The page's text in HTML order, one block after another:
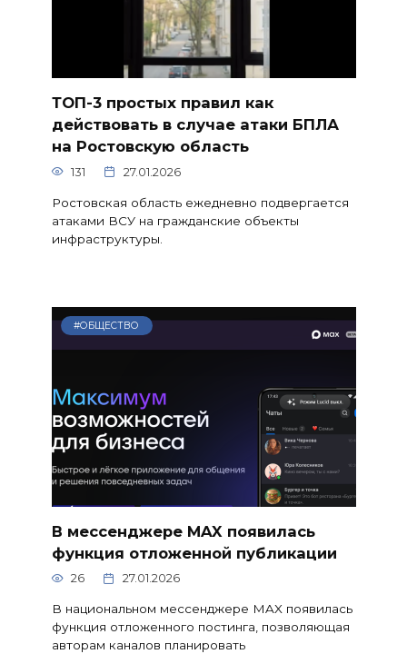
ТОП-3 простых правил как
действовать в случае атаки БПЛА
на Ростовскую область
131 27.01.2026
Ростовская область ежедневно подвергается
атаками ВСУ на гражданские объекты
инфраструктуры.
#ОБЩЕСТВО
В мессенджере MAX появилась
функция отложенной публикации
26 27.01.2026
В национальном мессенджере MAX появилась
функция отложенного постинга, позволяющая
авторам каналов планировать